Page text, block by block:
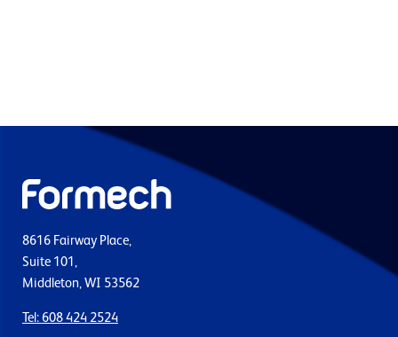
8616 Fairway Place,
Suite 101,
Middleton, WI 53562
Tel: 608 424 2524